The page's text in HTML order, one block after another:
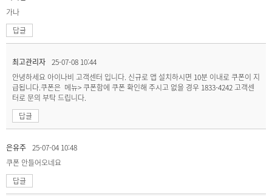
가나
답글
최고관리자 25-07-08 10:44
안녕하세요 아이나비 고객센터 입니다. 신규로 앱 설치하시면 10분 이내로 쿠폰이 지
급됩니다.쿠폰은 메뉴> 쿠폰함에 쿠폰 확인해 주시고 없을 경우 1833-4242 고객센
터로 문의 부탁 드립니다.
답글
은유주 25-07-04 10:48
쿠폰 안들어오네요
답글